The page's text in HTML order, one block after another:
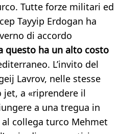
Tutte forze militari ed
Tayyip Erdogan ha
di accordo
questo ha un alto costo
L’invito del
Lavrov, nelle stesse
a «riprendere il
a una tregua in
collega turco Mehmet